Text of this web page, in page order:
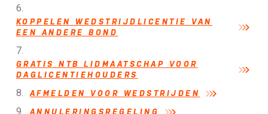
KOPPELEN WEDSTRIJDLICENTIE VAN
EEN ANDERE BOND
GRATIS NTB LIDMAATSCHAP VOOR
DAGLICENTIEHOUDERS
AFMELDEN VOOR WEDSTRIJDEN
ANNULERINGSREGELING